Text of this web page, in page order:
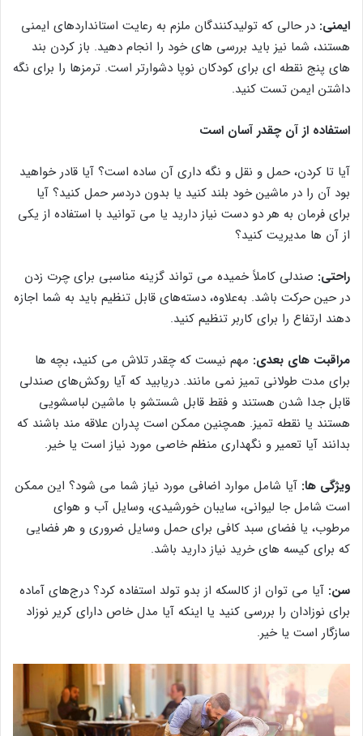
ایمنی: در حالی که تولیدکنندگان ملزم به رعایت استانداردهای ایمنی
هستند، شما نیز باید بررسی های خود را انجام دهید. باز کردن بند
های پنج نقطه ای برای کودکان نوپا دشوارتر است. ترمزها را برای نگه
داشتن ایمن تست کنید.
استفاده از آن چقدر آسان است
آیا تا کردن، حمل و نقل و نگه داری آن ساده است؟ آیا قادر خواهید
بود آن را در ماشین خود بلند کنید یا بدون دردسر حمل کنید؟ آیا
برای فرمان به هر دو دست نیاز دارید یا می توانید با استفاده از یکی
از آن ها مدیریت کنید؟
راحتی: صندلی کاملاً خمیده می تواند گزینه مناسبی برای چرت زدن
در حین حرکت باشد. به‌علاوه، دسته‌های قابل تنظیم باید به شما اجازه
دهند ارتفاع را برای کاربر تنظیم کنید.
مراقبت های بعدی: مهم نیست که چقدر تلاش می کنید، بچه ها
برای مدت طولانی تمیز نمی مانند. دریابید که آیا روکش‌های صندلی
قابل جدا شدن هستند و فقط قابل شستشو با ماشین لباسشویی
هستند یا نقطه تمیز. همچنین ممکن است پدران علاقه مند باشند که
بدانند آیا تعمیر و نگهداری منظم خاصی مورد نیاز است یا خیر.
ویژگی ها: آیا شامل موارد اضافی مورد نیاز شما می شود؟ این ممکن
است شامل جا لیوانی، سایبان خورشیدی، وسایل آب و هوای
مرطوب، یا فضای سبد کافی برای حمل وسایل ضروری و هر فضایی
که برای کیسه های خرید نیاز دارید باشد.
سن: آیا می توان از کالسکه از بدو تولد استفاده کرد؟ درج‌های آماده
برای نوزادان را بررسی کنید یا اینکه آیا مدل خاص دارای کریر نوزاد
سازگار است یا خیر.